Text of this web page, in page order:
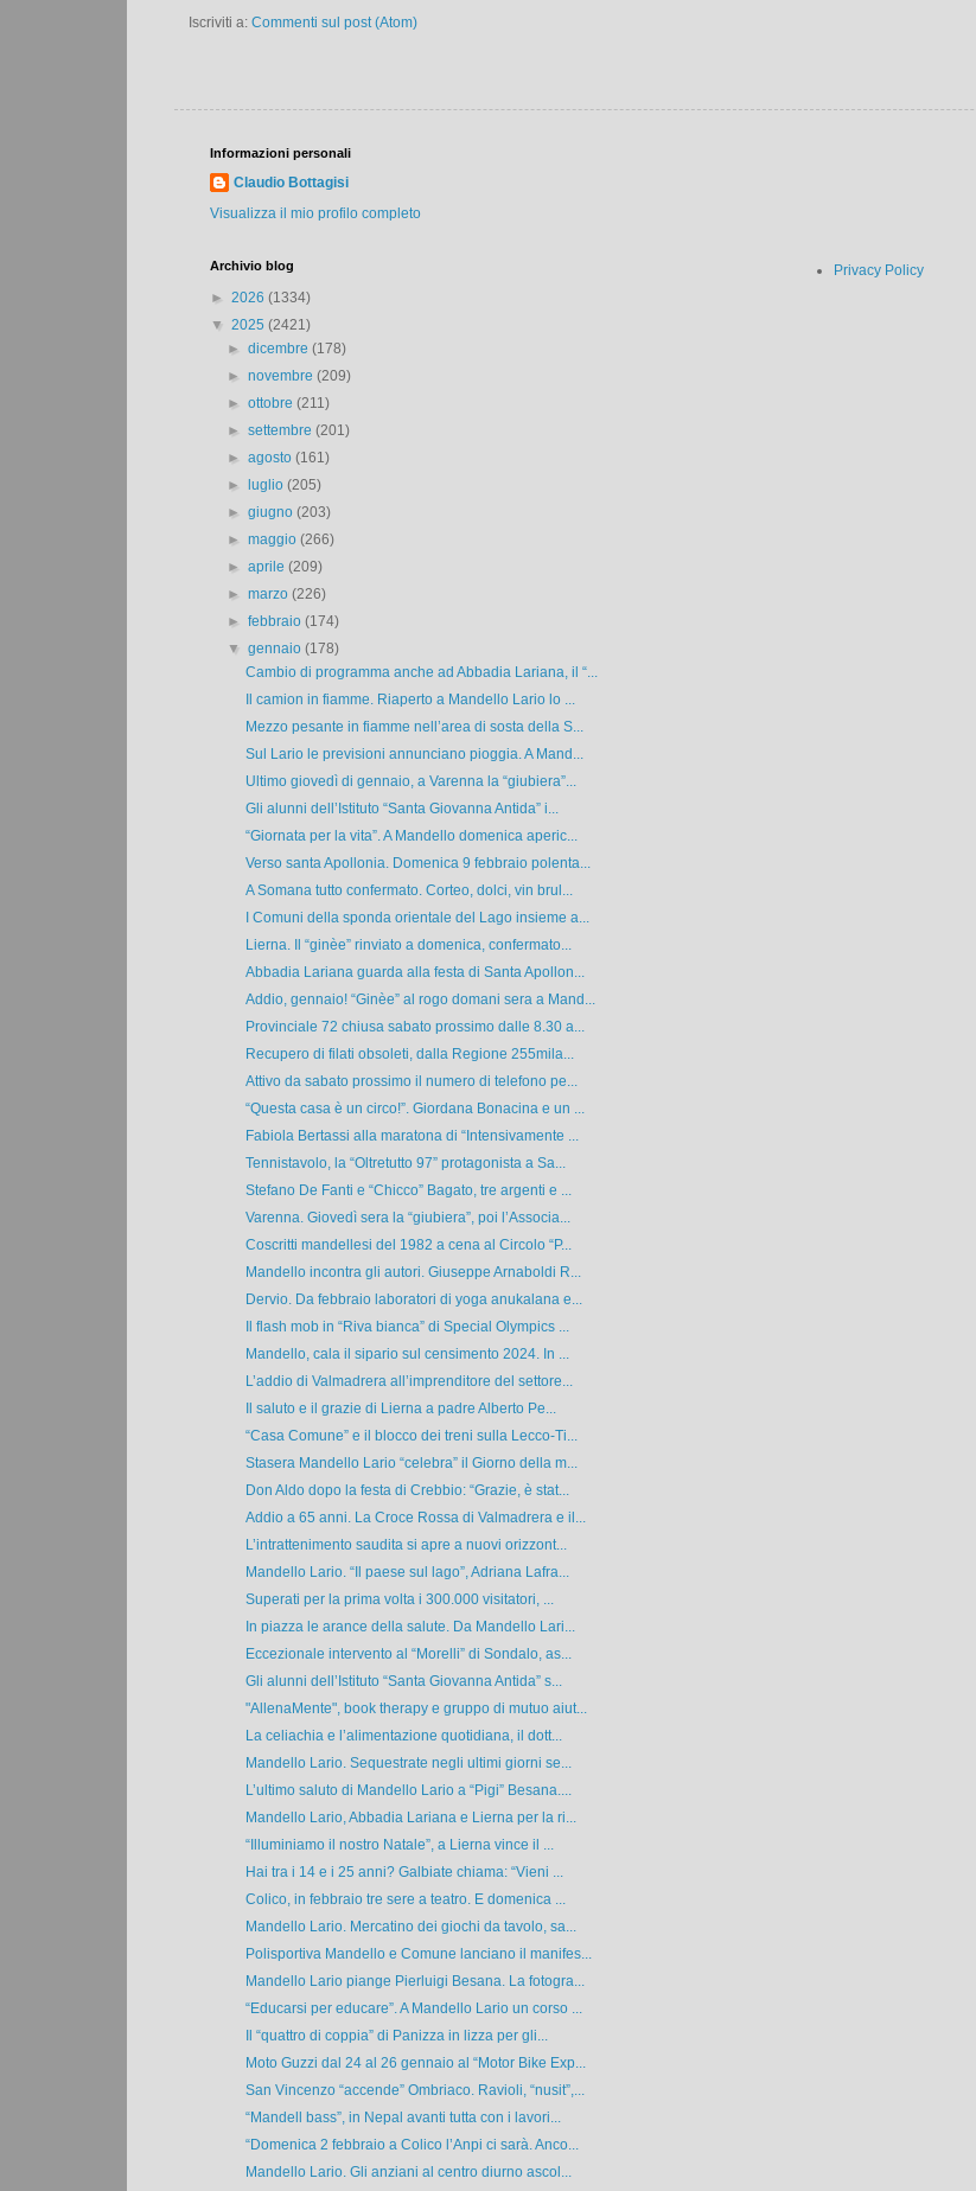
Iscriviti a: Commenti sul post (Atom)
Informazioni personali
Claudio Bottagisi
Visualizza il mio profilo completo
Archivio blog
► 2026 (1334)
▼ 2025 (2421)
►dicembre(178)
►novembre(209)
►ottobre(211)
►settembre(201)
►agosto(161)
►
luglio(205)
►giugno(203)
►maggio(266)
►aprile(209)
►marzo(226)
►febbraio(174)
▼gennaio(178)
Cambio di programma anche ad Abbadia Lariana, il “...
Il camion in fiamme. Riaperto a Mandello Lario lo ...
Mezzo pesante in fiamme nell’area di sosta della S...
Sul Lario le previsioni annunciano pioggia. A Mand...
Ultimo giovedì di gennaio, a Varenna la “giubiera”...
Gli alunni dell’Istituto “Santa Giovanna Antida” i...
“Giornata per la vita”. A Mandello domenica aperic...
Verso santa Apollonia. Domenica 9 febbraio polenta...
A Somana tutto confermato. Corteo, dolci, vin brul...
I Comuni della sponda orientale del Lago insieme a...
Lierna. Il “ginèe” rinviato a domenica, confermato...
Abbadia Lariana guarda alla festa di Santa Apollon...
Addio, gennaio! “Ginèe” al rogo domani sera a Mand...
Provinciale 72 chiusa sabato prossimo dalle 8.30 a...
Recupero di filati obsoleti, dalla Regione 255mila...
Attivo da sabato prossimo il numero di telefono pe...
“Questa casa è un circo!”. Giordana Bonacina e un ...
Fabiola Bertassi alla maratona di “Intensivamente ...
Tennistavolo, la “Oltretutto 97” protagonista a Sa...
Stefano De Fanti e “Chicco” Bagato, tre argenti e ...
Varenna. Giovedì sera la “giubiera”, poi l’Associa...
Coscritti mandellesi del 1982 a cena al Circolo “P...
Mandello incontra gli autori. Giuseppe Arnaboldi R...
Dervio. Da febbraio laboratori di yoga anukalana e...
Il flash mob in “Riva bianca” di Special Olympics ...
Mandello, cala il sipario sul censimento 2024. In ...
L’addio di Valmadrera all’imprenditore del settore...
Il saluto e il grazie di Lierna a padre Alberto Pe...
“Casa Comune” e il blocco dei treni sulla Lecco-Ti...
Stasera Mandello Lario “celebra” il Giorno della m...
Don Aldo dopo la festa di Crebbio: “Grazie, è stat...
Addio a 65 anni. La Croce Rossa di Valmadrera e il...
L’intrattenimento saudita si apre a nuovi orizzont...
Mandello Lario. “Il paese sul lago”, Adriana Lafra...
Superati per la prima volta i 300.000 visitatori, ...
In piazza le arance della salute. Da Mandello Lari...
Eccezionale intervento al “Morelli” di Sondalo, as...
Gli alunni dell’Istituto “Santa Giovanna Antida” s...
"AllenaMente", book therapy e gruppo di mutuo aiut...
La celiachia e l’alimentazione quotidiana, il dott...
Mandello Lario. Sequestrate negli ultimi giorni se...
L’ultimo saluto di Mandello Lario a “Pigi” Besana....
Mandello Lario, Abbadia Lariana e Lierna per la ri...
“Illuminiamo il nostro Natale”, a Lierna vince il ...
Hai tra i 14 e i 25 anni? Galbiate chiama: “Vieni ...
Colico, in febbraio tre sere a teatro. E domenica ...
Mandello Lario. Mercatino dei giochi da tavolo, sa...
Polisportiva Mandello e Comune lanciano il manifes...
Mandello Lario piange Pierluigi Besana. La fotogra...
“Educarsi per educare”. A Mandello Lario un corso ...
Il “quattro di coppia” di Panizza in lizza per gli...
Moto Guzzi dal 24 al 26 gennaio al “Motor Bike Exp...
San Vincenzo “accende” Ombriaco. Ravioli, “nusit”,...
“Mandell bass”, in Nepal avanti tutta con i lavori...
“Domenica 2 febbraio a Colico l’Anpi ci sarà. Anco...
Mandello Lario. Gli anziani al centro diurno ascol...
Privacy Policy